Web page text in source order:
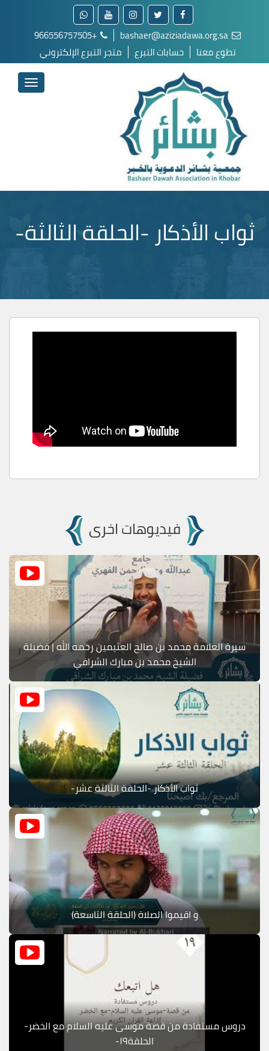
+966556757505
تطوع معنا
حسابات التبرع متجر التبرع الإلكتروني
ثواب الأذكار -الحلقة الثالثة-
فيديوهات اخرى
سيرة العلامة محمد بن صالح العثيمين رحمه الله | فضيلة
الشيخ محمد بن مبارك الشرافي
ثواب الأذكار -الحلقة الثالثة عشر-
و اقيموا الصلاة (الحلقة التاسعة)
دروس مستفادة من قصة موسى عليه السلام مع الخضر-
الحلقة١٩-